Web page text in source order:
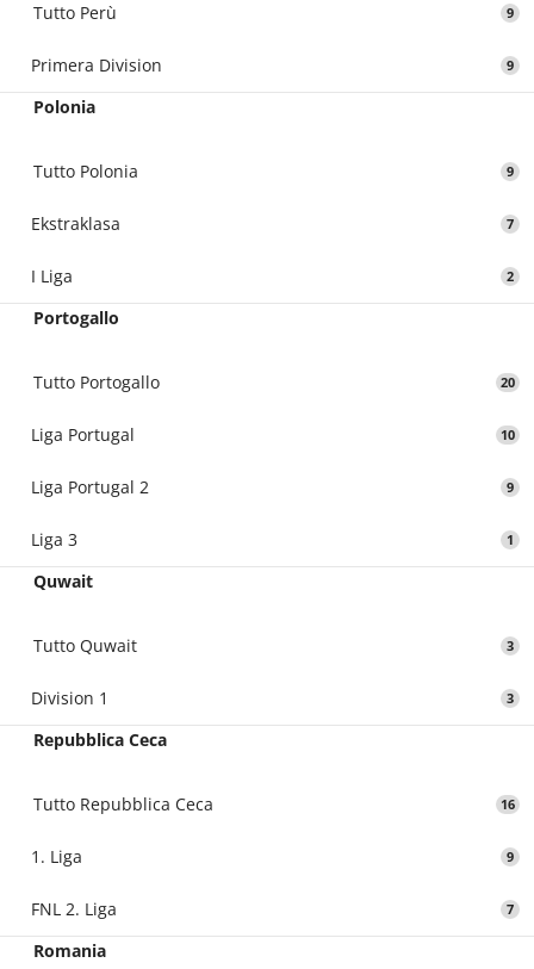
Tutto Perù 9
Primera Division 9
Polonia
Tutto Polonia 9
Ekstraklasa 7
I Liga 2
Portogallo
Tutto Portogallo 20
Liga Portugal 10
Liga Portugal 2 9
Liga 3 1
Quwait
Tutto Quwait 3
Division 1 3
Repubblica Ceca
Tutto Repubblica Ceca 16
1. Liga 9
FNL 2. Liga 7
Romania